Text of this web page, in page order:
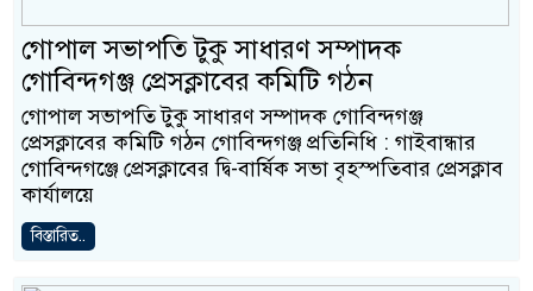
গোপাল সভাপতি টুকু সাধারণ সম্পাদক
গোবিন্দগঞ্জ প্রেসক্লাবের কমিটি গঠন
গোপাল সভাপতি টুকু সাধারণ সম্পাদক গোবিন্দগঞ্জ
প্রেসক্লাবের কমিটি গঠন গোবিন্দগঞ্জ প্রতিনিধি : গাইবান্ধার
গোবিন্দগঞ্জে প্রেসক্লাবের দ্বি-বার্ষিক সভা বৃহস্পতিবার প্রেসক্লাব
কার্যালয়ে
বিস্তারিত..